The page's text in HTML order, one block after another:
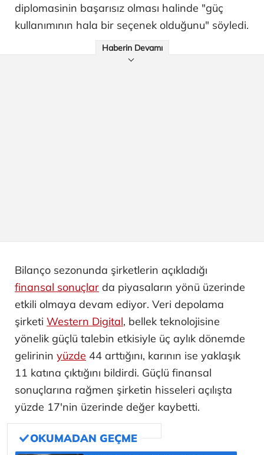
diplomasinin başarısız olması halinde "güç
kullanımının hala bir seçenek olduğunu" söyledi.
Haberin Devamı
Bilanço sezonunda şirketlerin açıkladığı
finansal sonuçlar da piyasaların yönü üzerinde
etkili olmaya devam ediyor. Veri depolama
şirketi Western Digital, bellek teknolojisine
yönelik güçlü talebin etkisiyle üç aylık dönemde
gelirinin yüzde 44 arttığını, karının ise yaklaşık
11 katına çıktığını bildirdi. Güçlü finansal
sonuçlarına rağmen şirketin hisseleri açılışta
yüzde 17'nin üzerinde değer kaybetti.